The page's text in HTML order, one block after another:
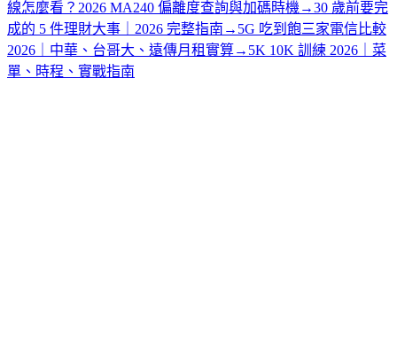
線怎麼看？2026 MA240 偏離度查詢與加碼時機 →30 歲前要完
成的 5 件理財大事｜2026 完整指南 → 5G 吃到飽三家電信比較
2026｜中華、台哥大、遠傳月租實算→ 5K 10K 訓練 2026｜菜
單、時程、實戰指南